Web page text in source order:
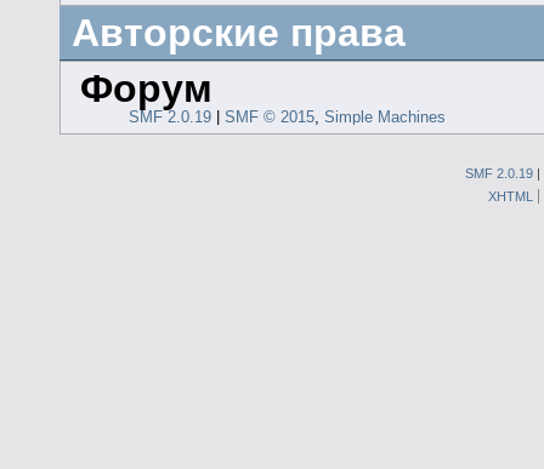
Авторские права
Форум
SMF 2.0.19| SMF © 2015, Simple Machines
SMF 2.0.19
XHTML